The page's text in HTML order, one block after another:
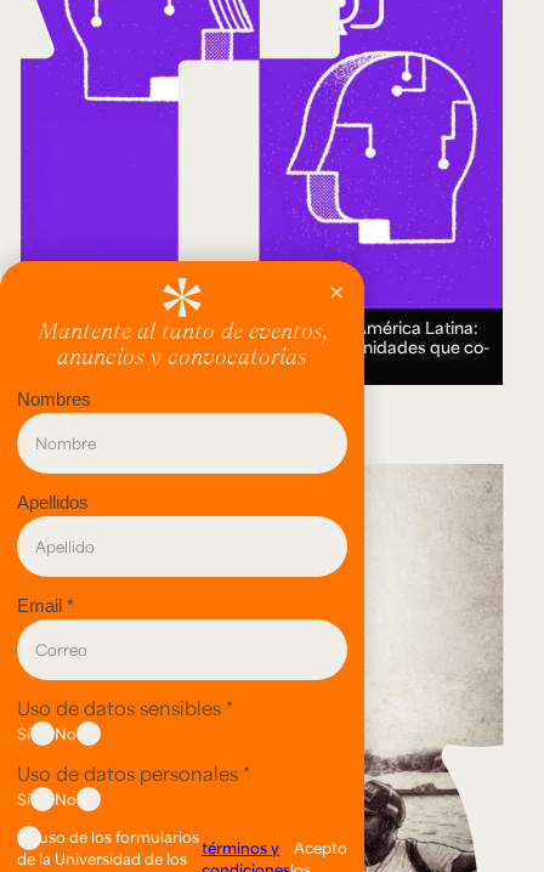
Encuentro Humanidades Digitales en América Latina:
genealogías, conocimiento abierto y comunidades que co-
crean.18 AUG 2026.
evento